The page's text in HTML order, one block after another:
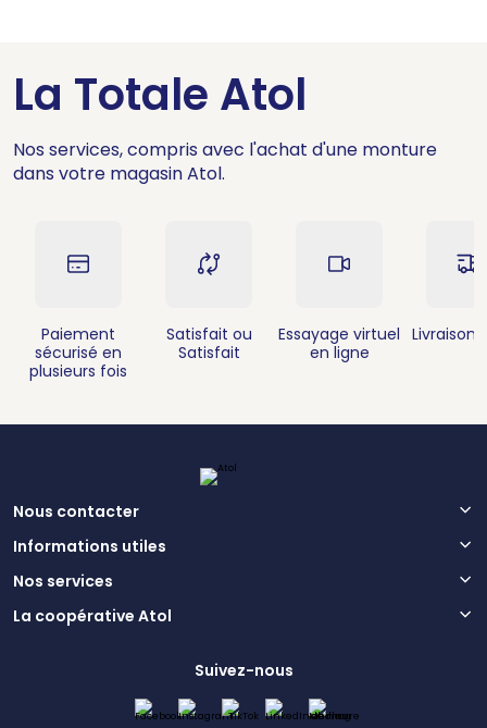
La Totale Atol
Nos services, compris avec l'achat d'une monture
dans votre magasin Atol.
Paiement
sécurisé en
plusieurs fois
Satisfait ou
Satisfait
Essayage virtuel
en ligne
Livraison
Nous contacter
Informations utiles
Nos services
La coopérative Atol
Suivez-nous